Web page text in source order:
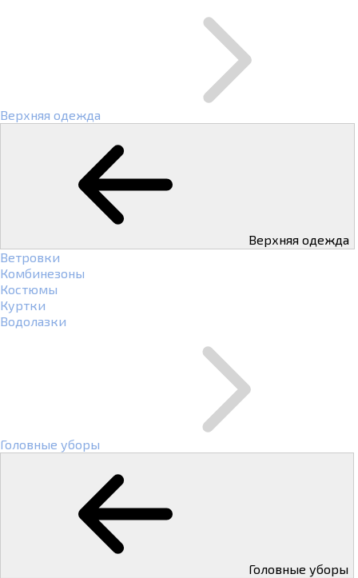
Верхняя одежда
Верхняя одежда
Ветровки
Комбинезоны
Костюмы
Куртки
Водолазки
Головные уборы
Головные уборы